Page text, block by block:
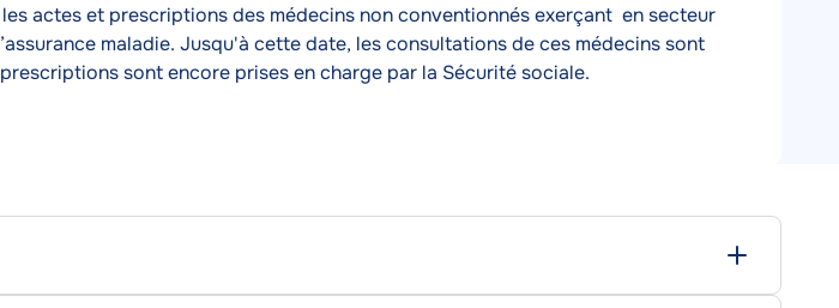
actes et prescriptions des médecins non conventionnés exerçant en secteur
maladie. Jusqu'à cette date, les consultations de ces médecins sont
sont encore prises en charge par la Sécurité sociale.